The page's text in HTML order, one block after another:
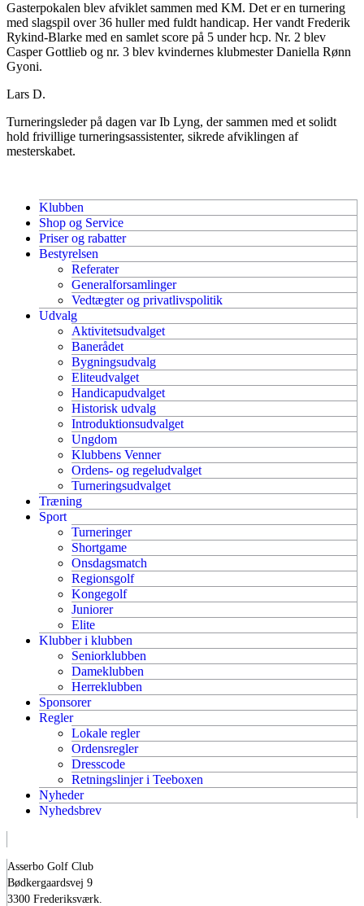
Gasterpokalen blev afviklet sammen med KM. Det er en turnering
med slagspil over 36 huller med fuldt handicap. Her vandt Frederik
Rykind-Blarke med en samlet score på 5 under hcp. Nr. 2 blev
Casper Gottlieb og nr. 3 blev kvindernes klubmester Daniella Rønn
Gyoni.
Lars D.
Turneringsleder på dagen var Ib Lyng, der sammen med et solidt
hold frivillige turneringsassistenter, sikrede afviklingen af
mesterskabet.
Klubben
Shop og Service
Priser og rabatter
Bestyrelsen
Referater
Generalforsamlinger
Vedtægter og privatlivspolitik
Udvalg
Aktivitetsudvalget
Banerådet
Bygningsudvalg
Eliteudvalget
Handicapudvalget
Historisk udvalg
Introduktionsudvalget
Ungdom
Klubbens Venner
Ordens- og regeludvalget
Turneringsudvalget
Træning
Sport
Turneringer
Shortgame
Onsdagsmatch
Regionsgolf
Kongegolf
Juniorer
Elite
Klubber i klubben
Seniorklubben
Dameklubben
Herreklubben
Sponsorer
Regler
Lokale regler
Ordensregler
Dresscode
Retningslinjer i Teeboxen
Nyheder
Nyhedsbrev
Asserbo Golf Club
Bødkergaardsvej 9
3300 Frederiksværk.